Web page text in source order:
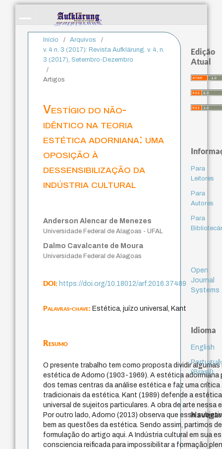
Início / Arquivos
/
v. 4 n. 3 (2017): Revista Aufklärung. v. 4, n.
3 (2017), Setembro-Dezembro
/
Artigos
Vestígio do não-
idêntico na teoria
estética adorniana: uma
oposição à
dessensibilização da
indústria cultural
Anderson Alencar de Menezes
Universidade Federal de Alagoas - UFAL
Dalmo Cavalcante de Moura
Universidade Federal de Alagoas
DOI:https://doi.org/10.18012/arf.2016.37489
Palavras-chave:Estética, juízo universal, Kant
Resumo
O presente trabalho tem como proposta dividir
estética de Adorno (1903-1969). A estética adorrniana
dos temas centras da análise estética e faz uma
tradicionais da estética. Kant (1989) defende a
universal de sujeitos particulares. A obra de arte nessa
Por outro lado, Adorno (2013) observa que esse
bem as questões da estética. Sendo assim, partimos
formulação do artigo aqui. A Indústria cultural em sua
consciencia reificada para impossibilitar a formação
Edição
Atual
Para
Leitores
Para
Autores
Para
Open
Journal
Systems
Idioma
English
(Brasil)
Navegar